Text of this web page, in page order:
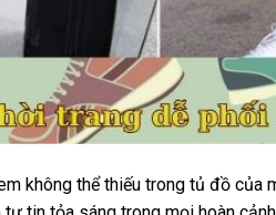
không thể thiếu trong tủ đồ của